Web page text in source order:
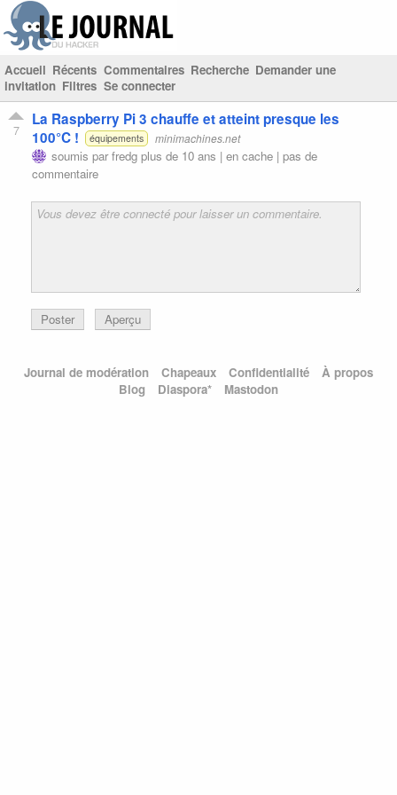
Accueil Récents Commentaires Recherche Demander une
invitation Filtres Se connecter
7
La Raspberry Pi 3 chauffe et atteint presque les
100°C !
équipements minimachines.net
soumis parfredg plus de 10 ans | en cache | pas de
commentaire
Poster Aperçu
Journal de modération Chapeaux Confidentialité
À propos
Blog
Diaspora* Mastodon